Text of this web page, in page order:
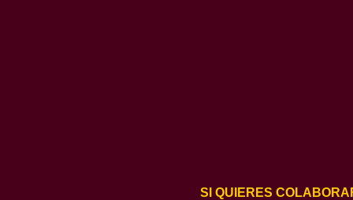
SI QUIERES